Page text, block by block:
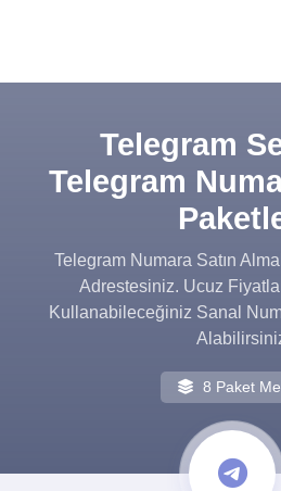
Telegram
Telegram
Telegram Numara Satın
Adrestesiniz. Ucuz
Kullanabileceğiniz Sanal
8 Paket